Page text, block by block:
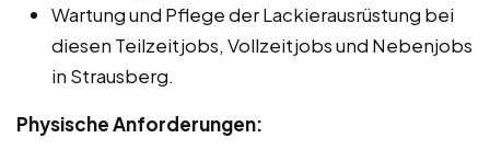
Wartung und Pflege der Lackierausrüstung bei
diesen Teilzeitjobs, Vollzeitjobs und Nebenjobs
in Strausberg.
Physische Anforderungen: